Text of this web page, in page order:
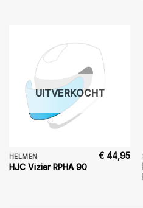
UITVERKOCHT
HELMEN
HJC Vizier RPHA 90
€ 44,95